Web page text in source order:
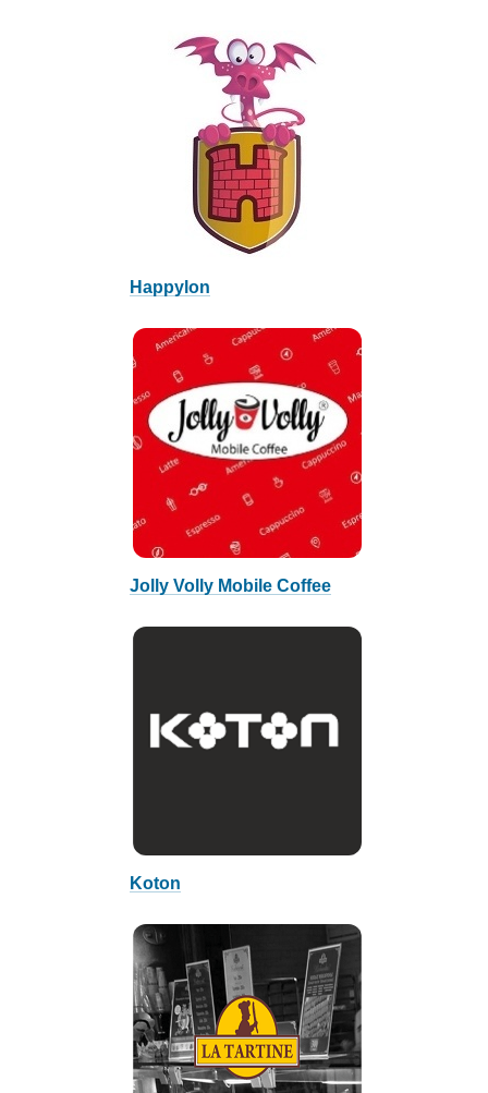
Happylon
Jolly Volly Mobile Coffee
Koton